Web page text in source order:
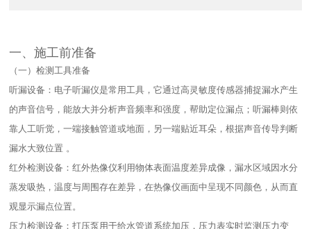
一、施工前准备​
（一）检测工具准备​
听漏设备：电子听漏仪是常用工具，它通过高灵敏度传感器捕捉漏水产生
的声音信号，能放大并分析声音频率和强度，帮助定位漏点；听漏棒则依
靠人工听觉，一端接触管道或地面，另一端贴近耳朵，根据声音传导判断
漏水大致位置 。​
红外检测设备：红外热像仪利用物体表面温度差异成像，漏水区域因水分
蒸发吸热，温度与周围存在差异，在热像仪画面中呈现不同颜色，从而直
观显示漏点位置。​
压力检测设备：打压泵用于给水管道系统加压，压力表实时监测压力变